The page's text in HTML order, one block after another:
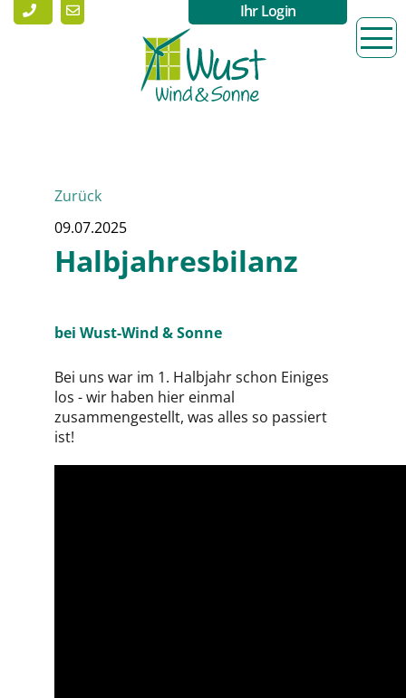
Ihr Login
Zurück
09.07.2025
Halbjahresbilanz
bei Wust-Wind & Sonne
Bei uns war im 1. Halbjahr schon Einiges
los - wir haben hier einmal
zusammengestellt, was alles so passiert
ist!